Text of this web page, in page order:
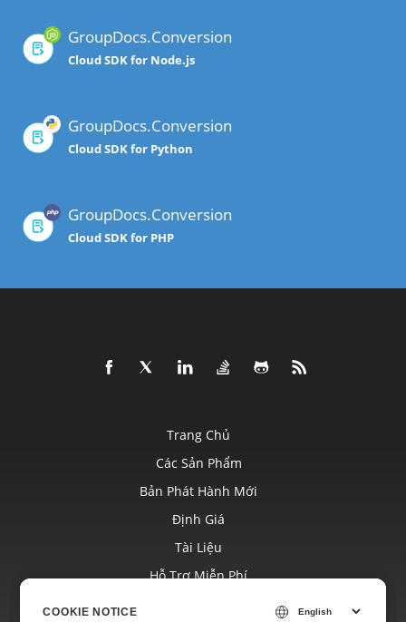
GroupDocs.Conversion
Cloud SDK for Node.js
GroupDocs.Conversion
Cloud SDK for Python
GroupDocs.Conversion
Cloud SDK for PHP
COOKIE NOTICE
Trang Chủ
Các Sản Phẩm
Bản Phát Hành Mới
Định Giá
Tài Liệu
Hỗ Trợ Miễn Phí
COOKIE NOTICE